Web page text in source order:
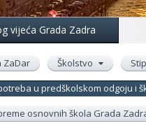
vijeća Grada Zadra
ZaDar Školstvo
u predškolskom odgoju i
osnovnih škola Grada